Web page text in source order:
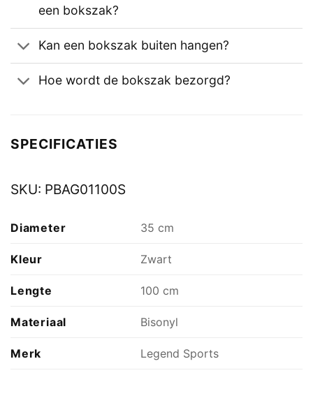
een bokszak?
Kan een bokszak buiten hangen?
Hoe wordt de bokszak bezorgd?
SPECIFICATIES
SKU: PBAG01100S
Diameter 35 cm
Kleur Zwart
Lengte 100 cm
Materiaal Bisonyl
Merk Legend Sports